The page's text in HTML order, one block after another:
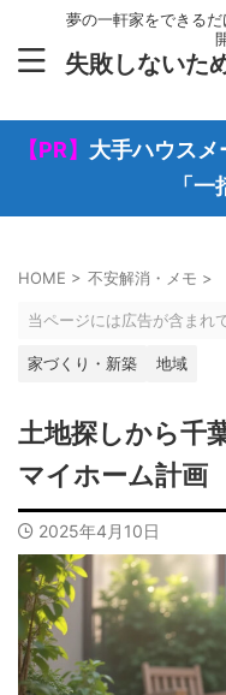
夢の一軒家をできる
失敗しないた
【PR】 大手ハウス
「
HOME > 不安解消・メモ >
当ページには広告が含まれ
家づくり・新築 地域
土地探しから千
マイホーム計画
2025年4月10日